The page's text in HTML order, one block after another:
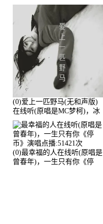
复大家》在线演唱3586分
(0)爱上一匹野马(无和声版)
在线听(原唱是MC梦柯)，冰
鑫Asce演唱点播:178815次
(0)最幸福的人在线听(原唱是
曾春年)，一生只有你《停